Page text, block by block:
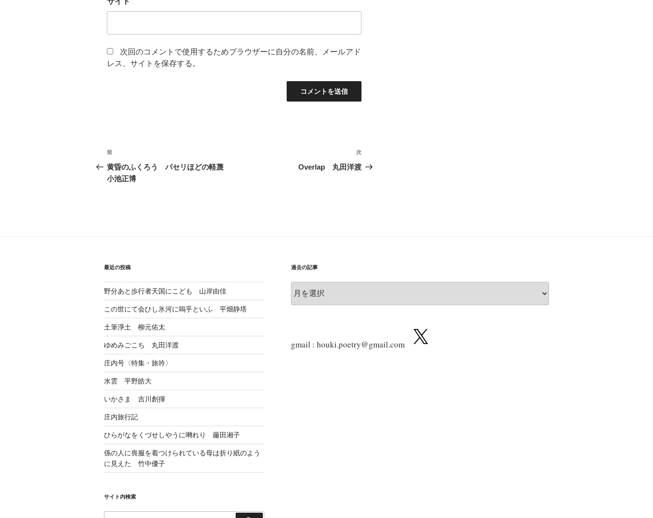
次回のコメントで使用するためブラウザーに自分の名前、メールアド
レス、サイトを保存する。
投
稿
ナ
ョ
ン
前
の
投
前
黄昏のふくろう パセリほどの軽蔑
小池正博
次
の
次
Overlap 丸田洋渡
最近の投稿
野分あと歩行者天国にこども 山岸由佳
この世にて会ひし氷河に嗚乎といふ 平畑静塔
土筆淨土 柳元佑太
ゆめみごこち 丸田洋渡
庄内号〈特集・旅吟〉
水雲 平野皓大
いかさま 吉川創揮
庄内旅行記
ひらがなをくづせしやうに囀れり 藤田湘子
係の人に喪服を着つけられている母は折り紙のよう
に見えた 竹中優子
サイト内検索
過去の記事
去
gmail : houki.poetry@gmail.com